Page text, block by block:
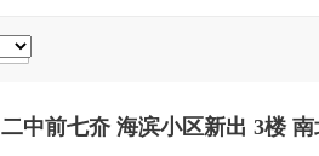
二中前七夼 海滨小区新出 3楼